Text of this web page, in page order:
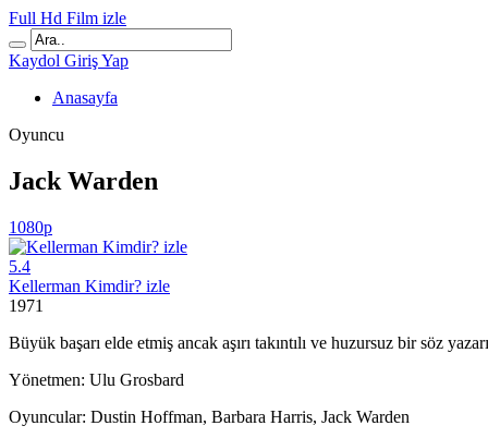
Full Hd Film izle
Kaydol Giriş Yap
Anasayfa
Oyuncu
Jack Warden
1080p
5.4
Kellerman Kimdir? izle
1971
Büyük başarı elde etmiş ancak aşırı takıntılı ve huzursuz bir söz
Yönetmen: Ulu Grosbard
Oyuncular: Dustin Hoffman, Barbara Harris, Jack Warden